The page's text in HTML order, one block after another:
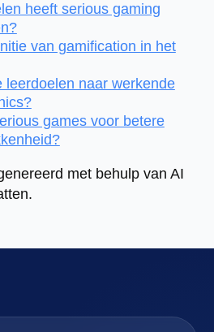
heeft serious gaming
van gamification in het
leerdoelen naar werkende
games voor betere
met behulp van AI